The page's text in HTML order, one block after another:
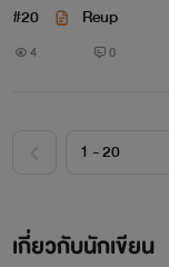
#20 Reup
4 0
เกี่ยวกับนักเขียน